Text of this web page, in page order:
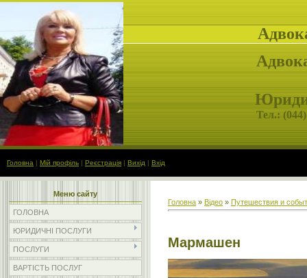
Тел.: (
Головна | Мій профіль | Реєстрація | Вихід | Вхід
Меню сайту
ГОЛОВНА
ЮРИДИЧНІ ПОСЛУГИ
ПОСЛУГИ
ВАРТІСТЬ ПОСЛУГ
Головна » Відео » Путешествия и
Мармашен